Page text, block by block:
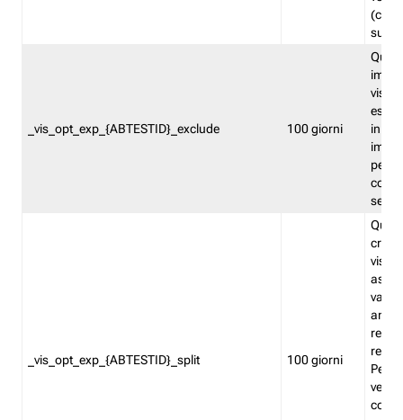
_vis_opt_exp_{ABTESTID}_exclude 100 giorni
in
_vis_opt_exp_{ABTESTID}_split 100 giorni